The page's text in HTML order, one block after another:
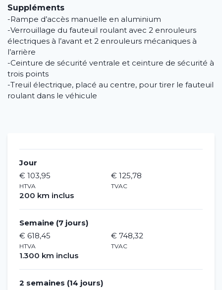
Accueil
Louer un véhicule
À propos
Contact
Suppléments
-Rampe d’accès manuelle en aluminium
-Verrouillage du fauteuil roulant avec 2 enrouleurs
électriques à l’avant et 2 enrouleurs mécaniques à
l’arrière
-Ceinture de sécurité ventrale et ceinture de sécurité à
trois points
-Treuil électrique, placé au centre, pour tirer le fauteuil
roulant dans le véhicule
Jour
€ 103,95
HTVA
€ 125,78
TVAC
200 km inclus
Semaine (7 jours)
€ 618,45
HTVA
€ 748,32
TVAC
1.300 km inclus
2 semaines (14 jours)